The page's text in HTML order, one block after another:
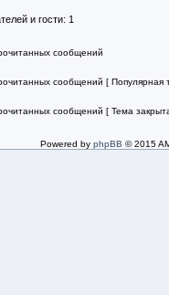
и гости: 1
сообщений
сообщений [ Популярная
сообщений [ Тема
Powered by phpBB © 2015